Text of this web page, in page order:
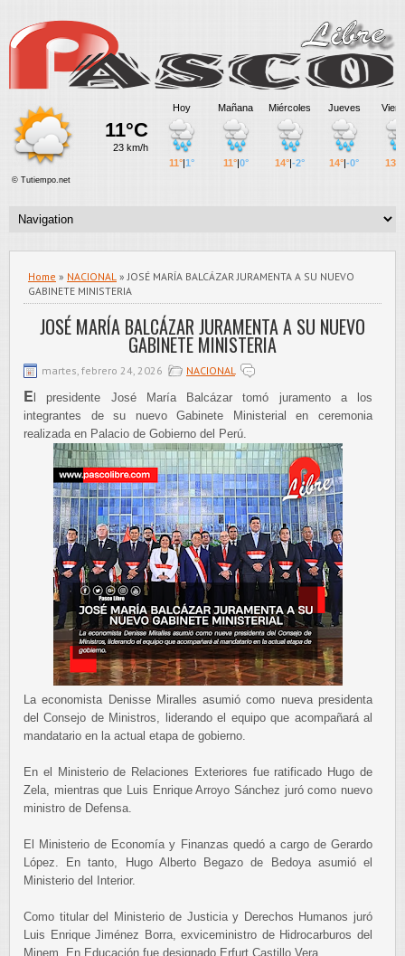
Home » NACIONAL » JOSÉ MARÍA BALCÁZAR JURAMENTA A SU NUEVO
GABINETE MINISTERIA
JOSÉ MARÍA BALCÁZAR JURAMENTA A SU NUEVO
GABINETE MINISTERIA
martes, febrero 24, 2026 NACIONAL
E l presidente José María Balcázar tomó juramento a los
integrantes de su nuevo Gabinete Ministerial en ceremonia
realizada en Palacio de Gobierno del Perú.
La economista Denisse Miralles asumió como nueva presidenta
del Consejo de Ministros, liderando el equipo que acompañará al
mandatario en la actual etapa de gobierno.
En el Ministerio de Relaciones Exteriores fue ratificado Hugo de
Zela, mientras que Luis Enrique Arroyo Sánchez juró como nuevo
ministro de Defensa.
El Ministerio de Economía y Finanzas quedó a cargo de Gerardo
López. En tanto, Hugo Alberto Begazo de Bedoya asumió el
Ministerio del Interior.
Como titular del Ministerio de Justicia y Derechos Humanos juró
Luis Enrique Jiménez Borra, exviceministro de Hidrocarburos del
Minem. En Educación fue designado Erfurt Castillo Vera.